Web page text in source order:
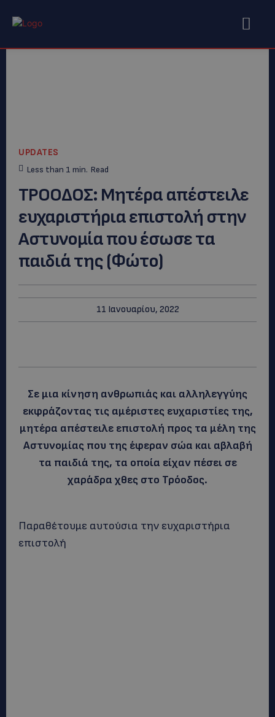
UPDATES
Less than 1 min. Read
ΤΡΟΟΔΟΣ: Μητέρα απέστειλε
ευχαριστήρια επιστολή στην
Αστυνομία που έσωσε τα
παιδιά της (Φώτο)
11 Ιανουαρίου, 2022
Σε μια κίνηση ανθρωπιάς και αλληλεγγύης
εκφράζοντας τις αμέριστες ευχαριστίες της,
μητέρα απέστειλε επιστολή προς τα μέλη της
Αστυνομίας που της έφεραν σώα και αβλαβή
τα παιδιά της, τα οποία είχαν πέσει σε
χαράδρα χθες στο Τρόοδος.
Παραθέτουμε αυτούσια την ευχαριστήρια
επιστολή